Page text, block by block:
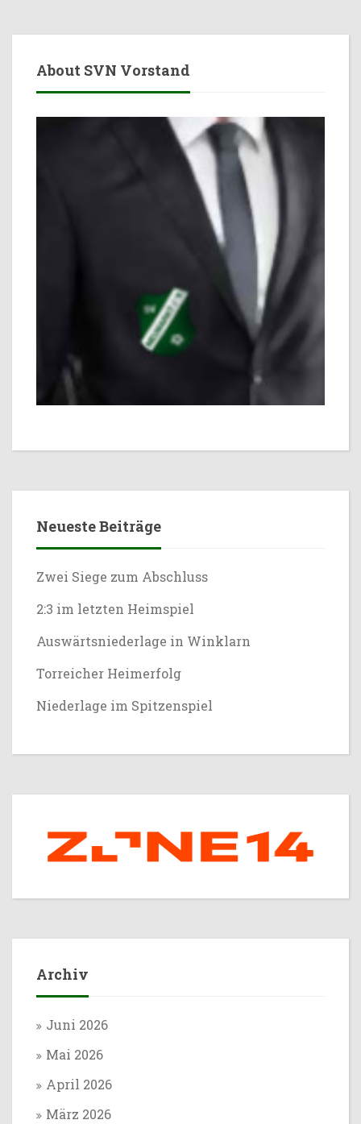
About SVN Vorstand
Neueste Beiträge
Zwei Siege zum Abschluss
2:3 im letzten Heimspiel
Auswärtsniederlage in Winklarn
Torreicher Heimerfolg
Niederlage im Spitzenspiel
Archiv
Juni 2026
Mai 2026
April 2026
März 2026